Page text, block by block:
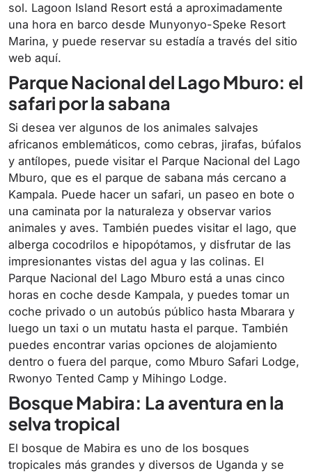
sol. Lagoon Island Resort está a aproximadamente
una hora en barco desde Munyonyo-Speke Resort
Marina, y puede reservar su estadía a través del sitio
web aquí.
Parque Nacional del Lago Mburo: el
safari por la sabana
Si desea ver algunos de los animales salvajes
africanos emblemáticos, como cebras, jirafas, búfalos
y antílopes, puede visitar el Parque Nacional del Lago
Mburo, que es el parque de sabana más cercano a
Kampala. Puede hacer un safari, un paseo en bote o
una caminata por la naturaleza y observar varios
animales y aves. También puedes visitar el lago, que
alberga cocodrilos e hipopótamos, y disfrutar de las
impresionantes vistas del agua y las colinas. El
Parque Nacional del Lago Mburo está a unas cinco
horas en coche desde Kampala, y puedes tomar un
coche privado o un autobús público hasta Mbarara y
luego un taxi o un mutatu hasta el parque. También
puedes encontrar varias opciones de alojamiento
dentro o fuera del parque, como Mburo Safari Lodge,
Rwonyo Tented Camp y Mihingo Lodge.
Bosque Mabira: La aventura en la
selva tropical
El bosque de Mabira es uno de los bosques
tropicales más grandes y diversos de Uganda y se